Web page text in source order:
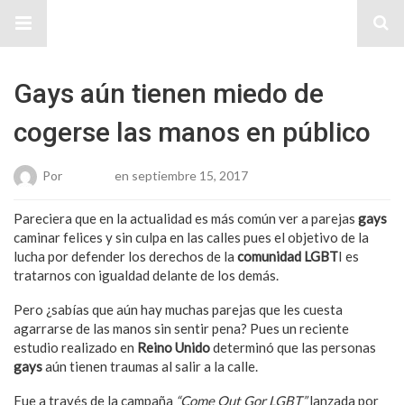
Gays aún tienen miedo de
cogerse las manos en público
Por en septiembre 15, 2017
Pareciera que en la actualidad es más común ver a parejas gays
caminar felices y sin culpa en las calles pues el objetivo de la
lucha por defender los derechos de la comunidad LGBTI es
tratarnos con igualdad delante de los demás.
Pero ¿sabías que aún hay muchas parejas que les cuesta
agarrarse de las manos sin sentir pena? Pues un reciente
estudio realizado en Reino Unidodeterminó que las personas
gaysaún tienen traumas al salir a la calle.
Fue a través de la campaña “Come Out Gor LGBT”lanzada por